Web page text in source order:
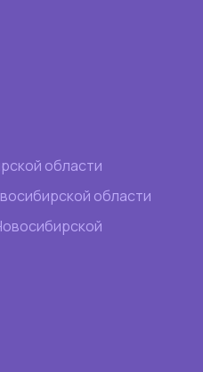
области
области